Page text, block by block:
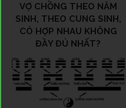
VỢ CHỒNG THEO NĂM
SINH, THEO CUNG SINH,
CÓ HỢP NHAU KHÔNG
ĐẦY ĐỦ NHẤT?